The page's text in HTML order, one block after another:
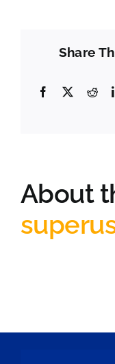
Share
Facebook
X
About